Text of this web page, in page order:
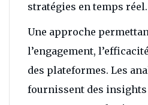
stratégies en temps réel.
Une approche
l’engagement,
des plateformes. Les
fournissent des